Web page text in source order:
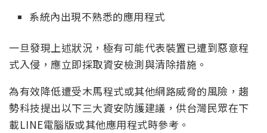
系統內出現不熟悉的應用程式
一旦發現上述狀況，極有可能代表裝置已遭到惡意程
式入侵，應立即採取資安檢測與清除措施。
為有效降低遭受木馬程式或其他網路威脅的風險，趨
勢科技提出以下三大資安防護建議，供台灣民眾在下
載LINE電腦版或其他應用程式時參考。